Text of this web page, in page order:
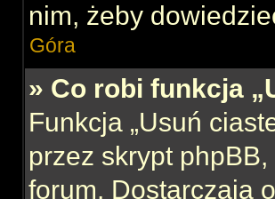
nim, żeby
Góra
» Co robi funkcja
Funkcja „Usuń
przez skrypt
forum. Dostarczają